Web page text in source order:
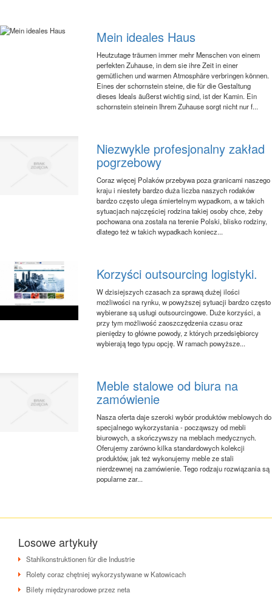
Mein ideales Haus
Heutzutage träumen immer mehr Menschen von einem
perfekten Zuhause, in dem sie ihre Zeit in einer
gemütlichen und warmen Atmosphäre verbringen können.
Eines der schornstein steine, die für die Gestaltung
dieses Ideals äußerst wichtig sind, ist der Kamin. Ein
schornstein steinein Ihrem Zuhause sorgt nicht nur f...
Niezwykle profesjonalny zakład
pogrzebowy
Coraz więcej Polaków przebywa poza granicami naszego
kraju i niestety bardzo duża liczba naszych rodaków
bardzo często ulega śmiertelnym wypadkom, a w takich
sytuacjach najczęściej rodzina takiej osoby chce, żeby
pochowana ona została na terenie Polski, blisko rodziny,
dlatego też w takich wypadkach koniecz...
Korzyści outsourcing logistyki.
W dzisiejszych czasach za sprawą dużej ilości
możliwości na rynku, w powyższej sytuacji bardzo często
wybierane są usługi outsourcingowe. Duże korzyści, a
przy tym możliwość zaoszczędzenia czasu oraz
pieniędzy to główne powody, z których przedsiębiorcy
wybierają tego typu opcję. W ramach powyższe...
Meble stalowe od biura na
zamówienie
Nasza oferta daje szeroki wybór produktów meblowych do
specjalnego wykorzystania - począwszy od mebli
biurowych, a skończywszy na meblach medycznych.
Oferujemy zarówno kilka standardowych kolekcji
produktów, jak też wykonujemy meble ze stali
nierdzewnej na zamówienie. Tego rodzaju rozwiązania są
popularne zar...
Losowe artykuły
Stahlkonstruktionen für die Industrie
Rolety coraz chętniej wykorzystywane w Katowicach
Bilety międzynarodowe przez neta